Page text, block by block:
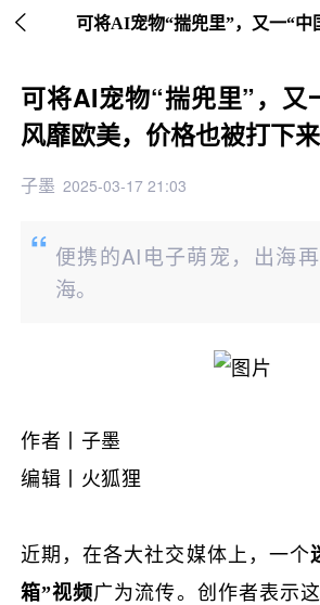
 继续下拉刷新
可将AI宠物“揣兜里”，又
风靡欧美，价格也被打下
子墨 2025-03-17 21:03
便携的AI电子萌宠，出海
海。
作者丨子墨
编辑丨火狐狸
近期，在各大社交媒体上，一个
箱”视频广为流传。创作者表示